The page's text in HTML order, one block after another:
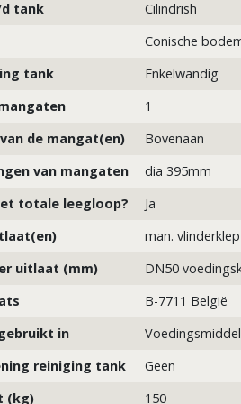
tank
Cilindrish
Conische
tank
Enkelwandig
1
de mangat(en)
Bovenaan
van mangaten
dia 395mm
totale leegloop?
Ja
man. vlinderklep
uitlaat (mm)
DN50
B-7711 België
in
reiniging tank
Geen
(kg)
150